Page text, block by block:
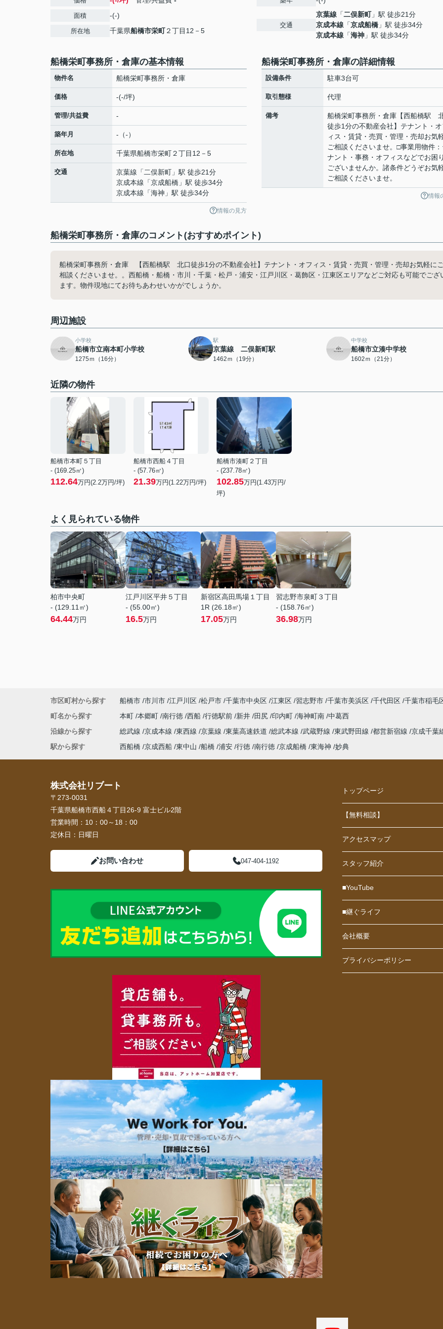
面積 -(-)
所在地 千葉県船橋市栄町２丁目12－5
交通
京葉線 「二俣新町」駅 徒歩21分
京成本線 「京成船橋 」駅 徒歩34分
京成本線 「海神 」駅 徒歩34分
船橋栄町事務所・倉庫の基本情報
物件名 船橋栄町事務所・倉庫
価格 -(-/坪)
管理/共益費 -
築年月 -（-）
所在地 千葉県船橋市栄町２丁目12－5
交通 京葉線 「 二俣新町 」駅 徒歩21分
京成本線 「京成船橋 」駅 徒歩34分
京成本線 「海神 」駅 徒歩34分
情報の見方
船橋栄町事務所・倉庫の詳細情報
設備条件 駐車3台可
取引態様 代理
備考
船橋栄町事務所・倉庫【西船橋駅
徒歩1分の不動産会社】テナント・
ィス・賃貸・売買・管理・売却お気
ご相談くださいませ。□事業用物件
ナント・事務・オフィスなどでお困
ございませんか。諸条件どうぞお気
ご相談くださいませ。
情報
船橋栄町事務所・倉庫のコメント(おすすめポイント)
船橋栄町事務所・倉庫 【西船橋駅 北口徒歩1分の不動産会社】テナント・オフィス・賃貸・売買・管理・売却お気軽に
相談くださいませ。。西船橋・船橋・市川・千葉・松戸・浦安・江戸川区・葛飾区・江東区エリアなどご対応も可能でござ
ます。物件現地にてお待ちあわせいかがでしょうか。
周辺施設
小学校
船橋市立南本町小学校
1275ｍ（16分）
駅
京葉線 二俣新町駅
1462ｍ（19分）
中学校
船橋市立湊中学校
1602ｍ（21分）
近隣の物件
船橋市本町５丁目
- (169.25㎡)
112.64万円(2.2万円/坪)
船橋市西船４丁目
- (57.76㎡)
21.39万円(1.22万円/坪)
船橋市湊町２丁目
- (237.78㎡)
102.85万円(1.43万円/
坪)
よく見られている物件
柏市中央町
- (129.11㎡)
64.44万円
江戸川区平井５丁目
- (55.00㎡)
16.5万円
新宿区高田馬場１丁目
1R (26.18㎡)
17.05万円
習志野市泉町３丁目
- (158.76㎡)
36.98万円
市区町村から探す 船橋市 市川市 江戸川区 松戸市 千葉市中央区 江東区 習志野市 千葉市美浜区 千代田区 千葉市稲毛
町名から探す
本町 本郷町 南行徳 西船 行徳駅前 新井 田尻 印内町 海神町南 中葛西
沿線から探す
総武線 京成本線 東西線 京葉線 東葉高速鉄道 総武本線 武蔵野線 東武野田線 都営新宿線 京成千葉
駅から探す
西船橋 京成西船 東中山 船橋 浦安 行徳 南行徳 京成船橋 東海神 妙典
株式会社リブート
〒273-0031
千葉県船橋市西船４丁目26-9 富士ビル2階
営業時間： 10：00～18：00
定休日： 日曜日
お問い合わせ 047-404-1192
トップページ
【無料相談】
アクセスマップ
スタッフ紹介
■YouTube
■継ぐライフ
会社概要
プライバシーポリシー